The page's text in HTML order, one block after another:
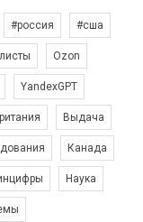
#россия #сша
Ozon
YandexGPT
Выдача
Канада
Наука